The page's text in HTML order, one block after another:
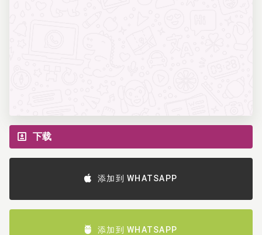
下载
添加到 WHATSAPP
添加到 WHATSAPP